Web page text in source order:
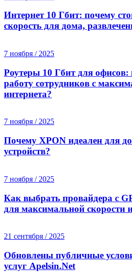
Интернет 10 Гбит: почему
скорость для дома,
7 ноября / 2025
Роутеры 10 Гбит для офисов:
работу сотрудников с
интернета?
7 ноября / 2025
Почему XPON идеален для
устройств?
7 ноября / 2025
Как выбрать провайдера с
для максимальной скорости
21 сентября / 2025
Обновлены публичные
услуг Apelsin.Net